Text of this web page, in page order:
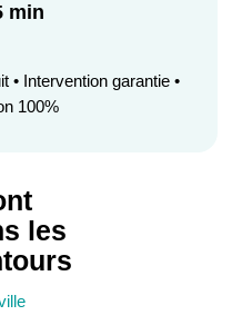
min
• Intervention garantie •
100%
les